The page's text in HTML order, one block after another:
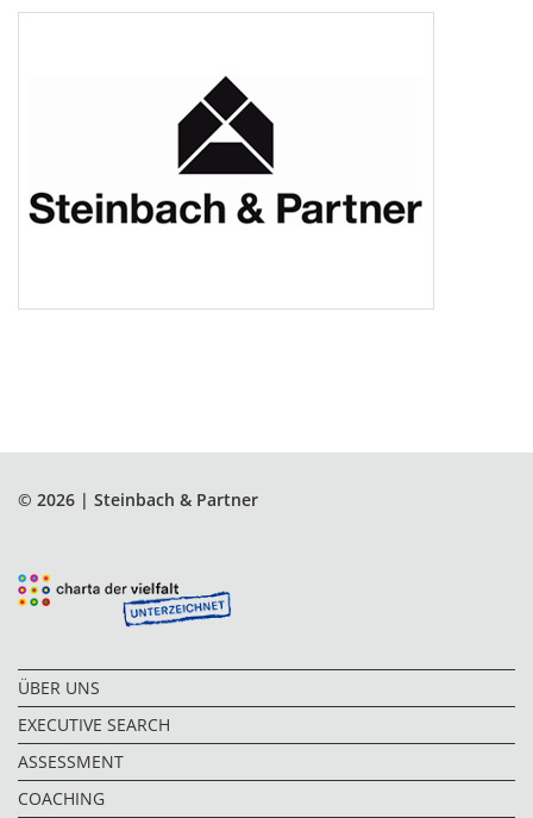
© 2026 | Steinbach & Partner
ÜBER UNS
EXECUTIVE SEARCH
ASSESSMENT
COACHING